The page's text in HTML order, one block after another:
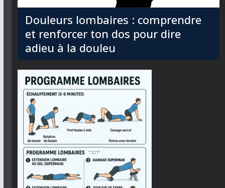
Douleurs lombaires : comprendre
et renforcer ton dos pour dire
adieu à la douleu